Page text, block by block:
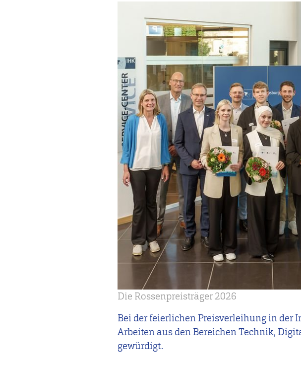
Die Rossenpreisträger 2026
Bei der feierlichen Preisverleihung in der
Arbeiten aus den Bereichen Technik,
gewürdigt.